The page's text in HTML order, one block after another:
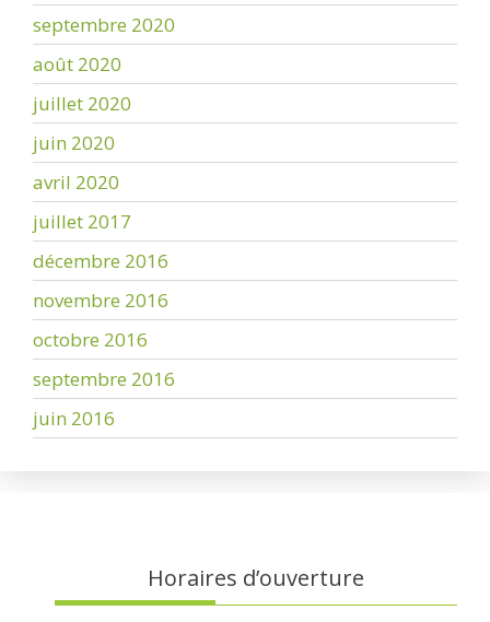
septembre 2020
août 2020
juillet 2020
juin 2020
avril 2020
juillet 2017
décembre 2016
novembre 2016
octobre 2016
septembre 2016
juin 2016
Horaires d’ouverture